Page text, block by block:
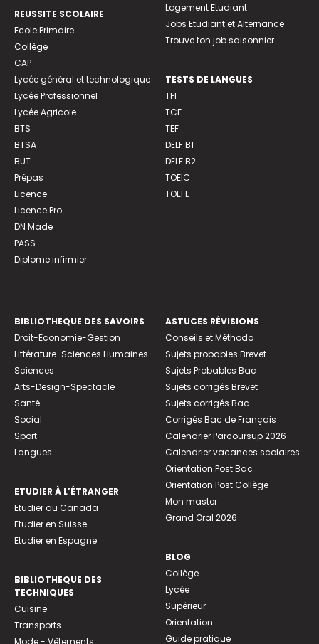
REUSSITE SCOLAIRE
Ecole Primaire
Collège
CAP
Lycée général et technologique
Lycée Professionnel
Lycée Agricole
BTS
BTSA
BUT
Prépas
Licence
Licence Pro
DN Made
PASS
Diplome infirmier
Logement Etudiant
Jobs Etudiant et Alternance
Trouve ton job saisonnier
TESTS DE LANGUES
TFI
TCF
TEF
DELF B1
DELF B2
TOEIC
TOEFL
BIBLIOTHEQUE DES SAVOIRS
Droit-Economie-Gestion
Littérature-Sciences Humaines
Sciences
Arts-Design-Spectacle
Santé
Social
Sport
Langues
ETUDIER À L’ÉTRANGER
Etudier au Canada
Etudier en Suisse
Etudier en Espagne
BIBLIOTHEQUE DES
TECHNIQUES
Cuisine
Transports
Mode - Vêtements
ASTUCES RÉVISIONS
Conseils et Méthodo
Sujets probables Brevet
Sujets Probables Bac
Sujets corrigés Brevet
Sujets corrigés Bac
Corrigés Bac de Français
Calendrier Parcoursup 2026
Calendrier vacances scolaires
Orientation Post Bac
Orientation Post Collège
Mon master
Grand Oral 2026
BLOG
Collège
Lycée
Supérieur
Orientation
Guide pratique